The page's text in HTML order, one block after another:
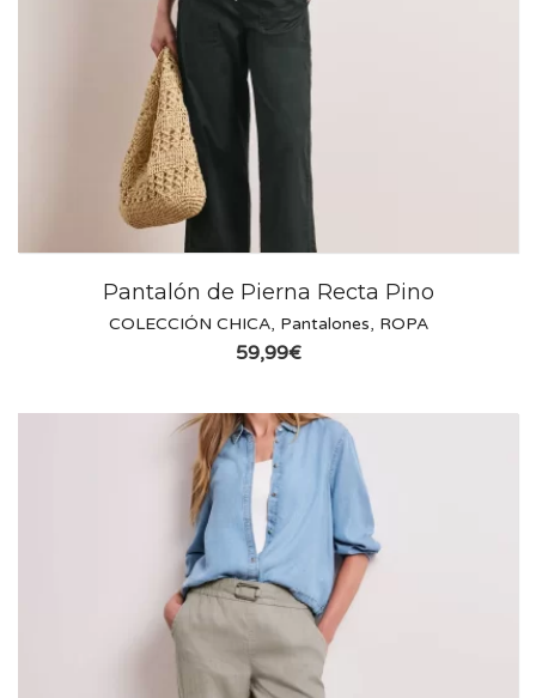
Pantalón de Pierna Recta Pino
COLECCIÓN CHICA, Pantalones, ROPA
59,99€